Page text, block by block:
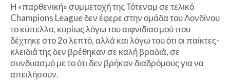
Η «παρθενική» συμμετοχή της Τότεναμ σε τελικό
Champions League δεν έφερε στην ομάδα του Λονδίνου
το κύπελλο, κυρίως λόγω του αιφνιδιασμού που
δέχτηκε στο 2ο λεπτό, αλλά και λόγω του ότι οι παίκτες-
κλειδιά της δεν βρέθηκαν σε καλή βραδιά, σε
συνδυασμό με το ότι δεν βρήκαν διαδρόμους για να
απειλήσουν.